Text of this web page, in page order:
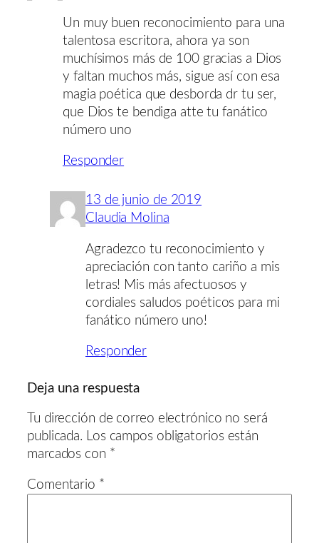
Un muy buen reconocimiento para una
talentosa escritora, ahora ya son
muchísimos más de 100 gracias a Dios
y faltan muchos más, sigue así con esa
magia poética que desborda dr tu ser,
que Dios te bendiga atte tu fanático
número uno
Responder
13 de junio de 2019
Claudia Molina
Agradezco tu reconocimiento y
apreciación con tanto cariño a mis
letras! Mis más afectuosos y
cordiales saludos poéticos para mi
fanático número uno!
Responder
Deja una respuesta
Tu dirección de correo electrónico no será
publicada. Los campos obligatorios están
marcados con *
Comentario *